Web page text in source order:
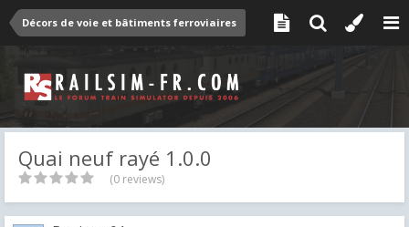
Décors de voie et bâtiments ferroviaires
Quai neuf rayé 1.0.0
(0 reviews)